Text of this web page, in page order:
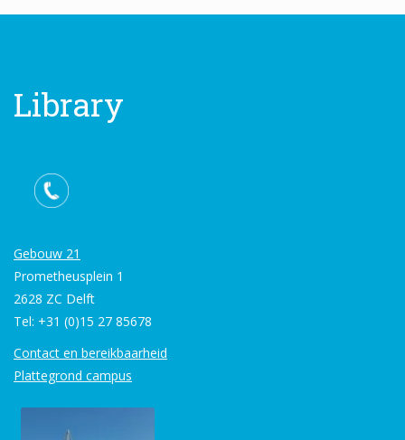
Library
Gebouw 21
Prometheusplein 1
2628 ZC Delft
Tel: +31 (0)15 27 85678
Contact en bereikbaarheid
Plattegrond campus